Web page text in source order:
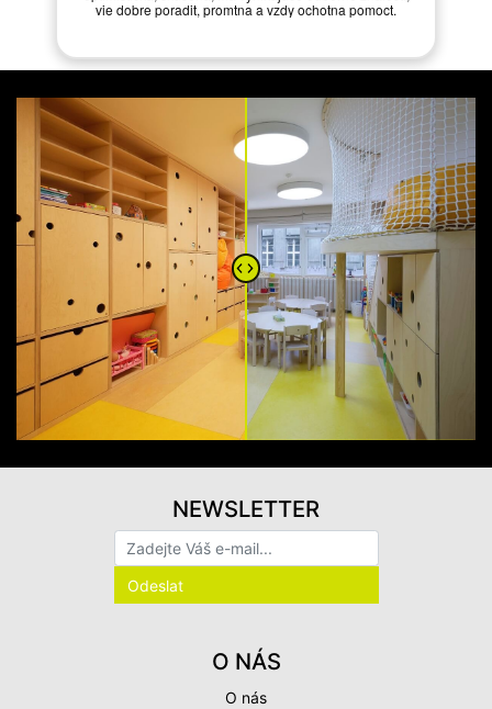
vie dobre poradit, promtna a vzdy ochotna pomoct.
O NÁS
O nás
NEWSLETTER